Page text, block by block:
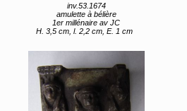
inv.53.1674
amulette à bélière
1er millénaire av JC
H. 3,5 cm, l. 2,2 cm, E. 1 cm